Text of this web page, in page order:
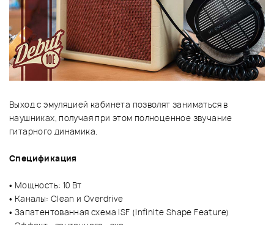
Выход с эмуляцией кабинета позволят заниматься в
наушниках, получая при этом полноценное звучание
гитарного динамика.
Спецификация
• Мощность: 10 Вт
• Каналы: Clean и Overdrive
• Запатентованная схема ISF (Infinite Shape Feature)